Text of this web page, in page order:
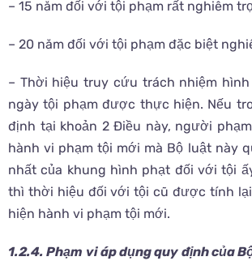
– 15 năm đối với tội phạm rất nghiêm
– 20 năm đối với tội phạm đặc biệt
– Thời hiệu truy cứu trách nhiệm
ngày tội phạm được thực hiện. Nếu
định tại khoản 2 Điều này, người
hành vi phạm tội mới mà Bộ luật này
nhất của khung hình phạt đối với tội
thì thời hiệu đối với tội cũ được tính
hiện hành vi phạm tội mới.
1.2.4.Phạm vi áp dụng quy định của